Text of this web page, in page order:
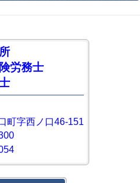
務士
町字西ノ口46-151